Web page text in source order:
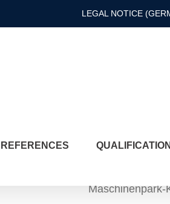
LEGAL NOTICE
REFERENCES QUALIFICATION
Maschinenpark-